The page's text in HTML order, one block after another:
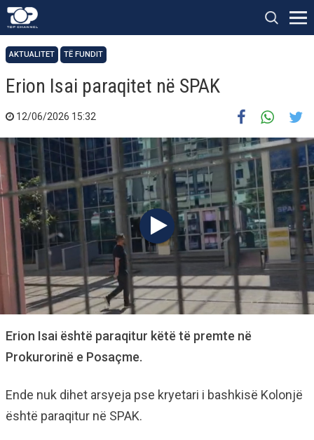
AKTUALITET TË FUNDIT
Erion Isai paraqitet në SPAK
12/06/2026 15:32
Erion Isai është paraqitur këtë të premte në
Prokurorinë e Posaçme.
Ende nuk dihet arsyeja pse kryetari i bashkisë Kolonjë
është paraqitur në SPAK.